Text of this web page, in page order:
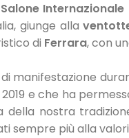
Salone
giunge alla
di Ferrara, con
manifestazione
2019 e che ha
della nostra
sempre più alla